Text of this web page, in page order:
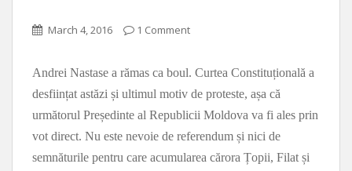
March 4, 2016 1 Comment
Andrei Nastase a rămas ca boul. Curtea Constituțională a
desființat astăzi și ultimul motiv de proteste, așa că
următorul Președinte al Republicii Moldova va fi ales prin
vot direct. Nu este nevoie de referendum și nici de
semnăturile pentru care acumularea cărora Țopii, Filat și